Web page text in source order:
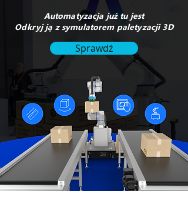
Automatyzacja już tu jest
Odkryj ją z symulatorem paletyzacji 3D
Sprawdź